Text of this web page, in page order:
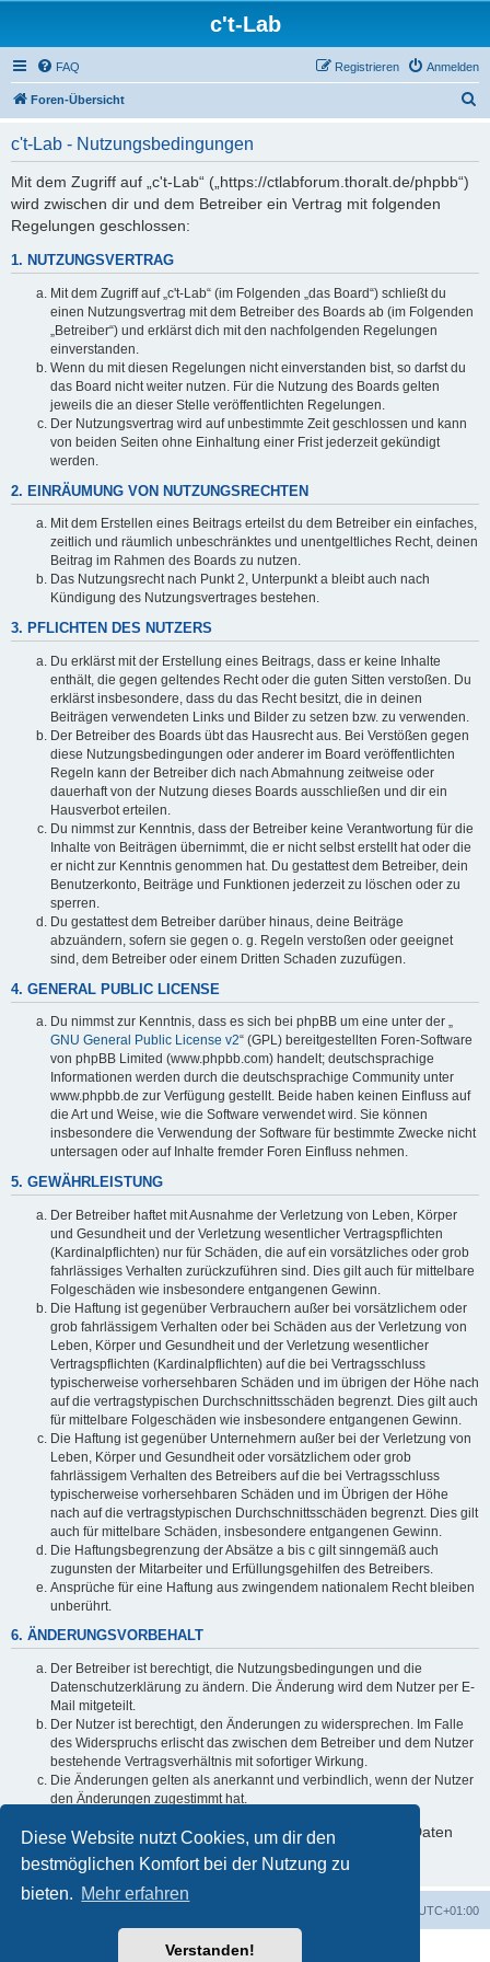
Diese Website nutzt Cookies, um dir den
bestmöglichen Komfort bei der Nutzung zu
bieten. Mehr erfahren
Verstanden!
c't-Lab
FAQ Anmelden
Registrieren
Foren-Übersicht
c't-Lab - Nutzungsbedingungen
Mit dem Zugriff auf „c't-Lab“ („https://ctlabforum.thoralt.de/phpbb“)
wird zwischen dir und dem Betreiber ein Vertrag mit folgenden
Regelungen geschlossen:
1. NUTZUNGSVERTRAG
Mit dem Zugriff auf „c't-Lab“ (im Folgenden „das Board“) schließt du
einen Nutzungsvertrag mit dem Betreiber des Boards ab (im Folgenden
„Betreiber“) und erklärst dich mit den nachfolgenden Regelungen
einverstanden.
Wenn du mit diesen Regelungen nicht einverstanden bist, so darfst du
das Board nicht weiter nutzen. Für die Nutzung des Boards gelten
jeweils die an dieser Stelle veröffentlichten Regelungen.
Der Nutzungsvertrag wird auf unbestimmte Zeit geschlossen und kann
von beiden Seiten ohne Einhaltung einer Frist jederzeit gekündigt
werden.
2. EINRÄUMUNG VON NUTZUNGSRECHTEN
Mit dem Erstellen eines Beitrags erteilst du dem Betreiber ein einfaches,
zeitlich und räumlich unbeschränktes und unentgeltliches Recht, deinen
Beitrag im Rahmen des Boards zu nutzen.
Das Nutzungsrecht nach Punkt 2, Unterpunkt a bleibt auch nach
Kündigung des Nutzungsvertrages bestehen.
3. PFLICHTEN DES NUTZERS
Du erklärst mit der Erstellung eines Beitrags, dass er keine Inhalte
enthält, die gegen geltendes Recht oder die guten Sitten verstoßen. Du
erklärst insbesondere, dass du das Recht besitzt, die in deinen
Beiträgen verwendeten Links und Bilder zu setzen bzw. zu verwenden.
Der Betreiber des Boards übt das Hausrecht aus. Bei Verstößen gegen
diese Nutzungsbedingungen oder anderer im Board veröffentlichten
Regeln kann der Betreiber dich nach Abmahnung zeitweise oder
dauerhaft von der Nutzung dieses Boards ausschließen und dir ein
Hausverbot erteilen.
Du nimmst zur Kenntnis, dass der Betreiber keine Verantwortung für die
Inhalte von Beiträgen übernimmt, die er nicht selbst erstellt hat oder die
er nicht zur Kenntnis genommen hat. Du gestattest dem Betreiber, dein
Benutzerkonto, Beiträge und Funktionen jederzeit zu löschen oder zu
sperren.
Du gestattest dem Betreiber darüber hinaus, deine Beiträge
abzuändern, sofern sie gegen o. g. Regeln verstoßen oder geeignet
sind, dem Betreiber oder einem Dritten Schaden zuzufügen.
4. GENERAL PUBLIC LICENSE
Du nimmst zur Kenntnis, dass es sich bei phpBB um eine unter der „
GNU General Public License v2“ (GPL) bereitgestellten Foren-Software
von phpBB Limited (www.phpbb.com) handelt; deutschsprachige
Informationen werden durch die deutschsprachige Community unter
www.phpbb.de zur Verfügung gestellt. Beide haben keinen Einfluss auf
die Art und Weise, wie die Software verwendet wird. Sie können
insbesondere die Verwendung der Software für bestimmte Zwecke nicht
untersagen oder auf Inhalte fremder Foren Einfluss nehmen.
5. GEWÄHRLEISTUNG
Der Betreiber haftet mit Ausnahme der Verletzung von Leben, Körper
und Gesundheit und der Verletzung wesentlicher Vertragspflichten
(Kardinalpflichten) nur für Schäden, die auf ein vorsätzliches oder grob
fahrlässiges Verhalten zurückzuführen sind. Dies gilt auch für mittelbare
Folgeschäden wie insbesondere entgangenen Gewinn.
Die Haftung ist gegenüber Verbrauchern außer bei vorsätzlichem oder
grob fahrlässigem Verhalten oder bei Schäden aus der Verletzung von
Leben, Körper und Gesundheit und der Verletzung wesentlicher
Vertragspflichten (Kardinalpflichten) auf die bei Vertragsschluss
typischerweise vorhersehbaren Schäden und im übrigen der Höhe nach
auf die vertragstypischen Durchschnittsschäden begrenzt. Dies gilt auch
für mittelbare Folgeschäden wie insbesondere entgangenen Gewinn.
Die Haftung ist gegenüber Unternehmern außer bei der Verletzung von
Leben, Körper und Gesundheit oder vorsätzlichem oder grob
fahrlässigem Verhalten des Betreibers auf die bei Vertragsschluss
typischerweise vorhersehbaren Schäden und im Übrigen der Höhe
nach auf die vertragstypischen Durchschnittsschäden begrenzt. Dies gilt
auch für mittelbare Schäden, insbesondere entgangenen Gewinn.
Die Haftungsbegrenzung der Absätze a bis c gilt sinngemäß auch
zugunsten der Mitarbeiter und Erfüllungsgehilfen des Betreibers.
Ansprüche für eine Haftung aus zwingendem nationalem Recht bleiben
unberührt.
6. ÄNDERUNGSVORBEHALT
Der Betreiber ist berechtigt, die Nutzungsbedingungen und die
Datenschutzerklärung zu ändern. Die Änderung wird dem Nutzer per E-
Mail mitgeteilt.
Der Nutzer ist berechtigt, den Änderungen zu widersprechen. Im Falle
des Widerspruchs erlischt das zwischen dem Betreiber und dem Nutzer
bestehende Vertragsverhältnis mit sofortiger Wirkung.
Die Änderungen gelten als anerkannt und verbindlich, wenn der Nutzer
den Änderungen zugestimmt hat.
Informationen über den Umgang mit deinen persönlichen Daten
sind in der Datenschutzerklärung enthalten.
UTC+01:00
Powered byphpBB® Forum Software © phpBB Limited